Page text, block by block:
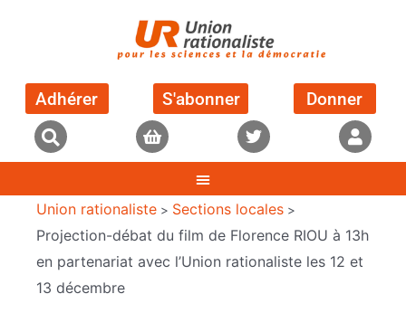
Adhérer S'abonner Donner
Union rationaliste > Sections locales >
Projection-débat du film de Florence RIOU à 13h
en partenariat avec l’Union rationaliste les 12 et
13 décembre